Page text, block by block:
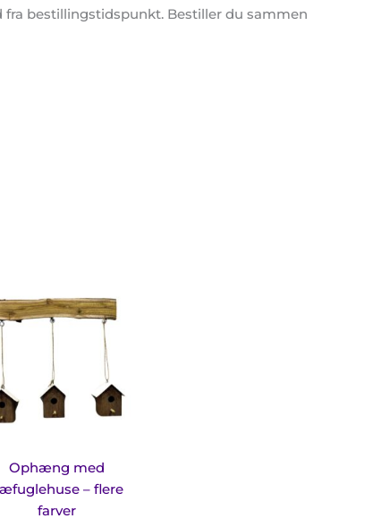
bestillingstidspunkt. Bestiller du sammen
Ophæng med
– flere
farver